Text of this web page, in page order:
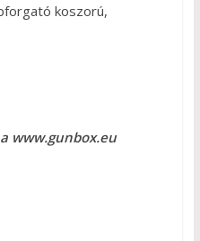
koszorú,
www.gunbox.eu